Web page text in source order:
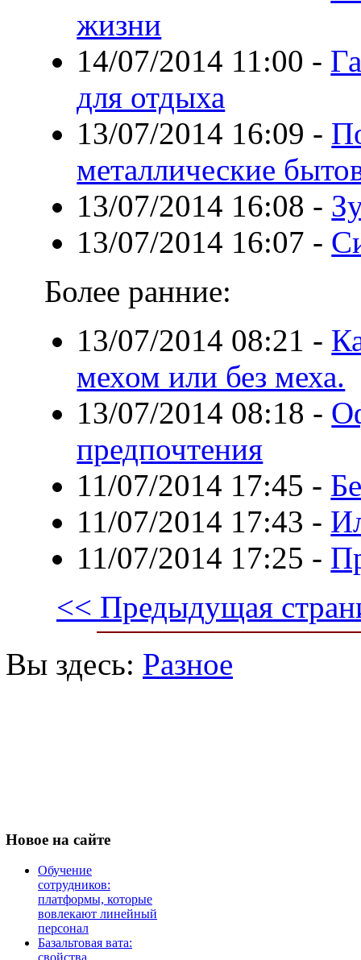
жизни
14/07/2014 11:00 -
для отдыха
13/07/2014 16:09 -
металлические
13/07/2014 16:08 -
13/07/2014 16:07 -
Более ранние:
13/07/2014 08:21 -
мехом или без меха.
13/07/2014 08:18 -
предпочтения
11/07/2014 17:45 -
11/07/2014 17:43 -
11/07/2014 17:25 -
<< Предыдущая
Вы здесь: Разное
Новое на сайте
Обучение
сотрудников:
платформы, которые
вовлекают линейный
персонал
Базальтовая вата: